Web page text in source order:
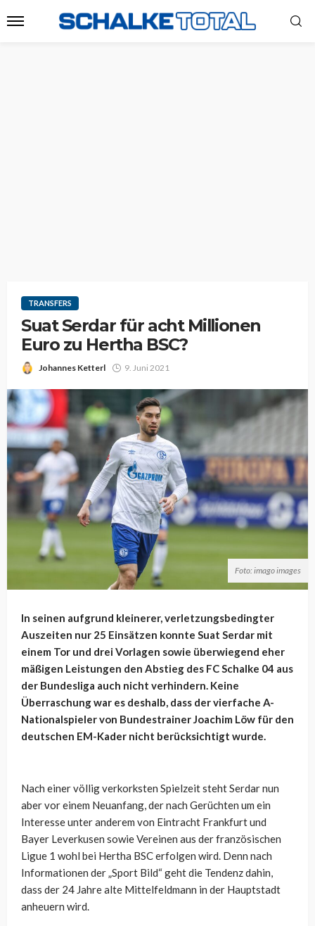
TRANSFERS
Suat Serdar für acht Millionen
Euro zu Hertha BSC?
Johannes Ketterl 9. Juni 2021
Foto: imago images
In seinen aufgrund kleinerer, verletzungsbedingter
Auszeiten nur 25 Einsätzen konnte Suat Serdar mit
einem Tor und drei Vorlagen sowie überwiegend eher
mäßigen Leistungen den Abstieg des FC Schalke 04 aus
der Bundesliga auch nicht verhindern. Keine
Überraschung war es deshalb, dass der vierfache A-
Nationalspieler von Bundestrainer Joachim Löw für den
deutschen EM-Kader nicht berücksichtigt wurde.
Nach einer völlig verkorksten Spielzeit steht Serdar nun
aber vor einem Neuanfang, der nach Gerüchten um ein
Interesse unter anderem von Eintracht Frankfurt und
Bayer Leverkusen sowie Vereinen aus der französischen
Ligue 1 wohl bei Hertha BSC erfolgen wird. Denn nach
Informationen der „Sport Bild“ geht die Tendenz dahin,
dass der 24 Jahre alte Mittelfeldmann in der Hauptstadt
anheuern wird.